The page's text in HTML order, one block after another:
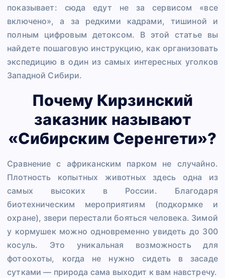
показывает: сюда едут не за сервисом «все
включено», а за редкими кадрами, тишиной и
полным цифровым детоксом. В этой статье вы
найдете пошаговую инструкцию, как организовать
экспедицию в один из самых интересных уголков
Западной Сибири.
Почему Кирзинский
заказник называют
«Сибирским Серенгети»?
Сравнение с африканским парком не случайно.
Плотность копытных животных здесь одна из
самых высоких в России. Благодаря
биотехническим мероприятиям (подкормке и
охране), звери перестали бояться человека. Зимой
у кормушек можно одновременно увидеть до 300
косуль. Это уникальная возможность для
фотоохоты, когда не нужно сидеть в засаде
сутками — природа сама выходит к вам навстречу.